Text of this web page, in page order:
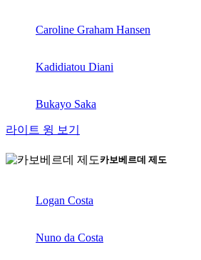
Caroline Graham Hansen
Kadidiatou Diani
Bukayo Saka
라이트 윙 보기
카보베르데 제도
Logan Costa
Nuno da Costa